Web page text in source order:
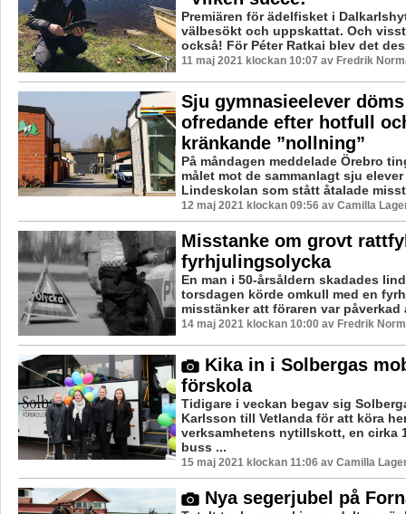
Premiären för ädelfisket i
välbesökt och uppskattat. Och
också! För Péter Ratkai blev det
11 maj 2021 klockan 10:07 av Fredrik
Sju gymnasieelever
ofredande efter hotfull
kränkande ”nollning”
På måndagen meddelade Örebro
målet mot de sammanlagt sju
Lindeskolan som stått åtalade
12 maj 2021 klockan 09:56 av Camilla
Misstanke om grovt
fyrhjulingsolycka
En man i 50-årsåldern skadades
torsdagen körde omkull med en
misstänker att föraren var påverkad
14 maj 2021 klockan 10:00 av Fredrik
Kika in i Solbergas
förskola
Tidigare i veckan begav sig
Karlsson till Vetlanda för att köra
verksamhetens nytillskott, en cirka
buss ...
15 maj 2021 klockan 11:06 av Camilla
Nya segerjubel på